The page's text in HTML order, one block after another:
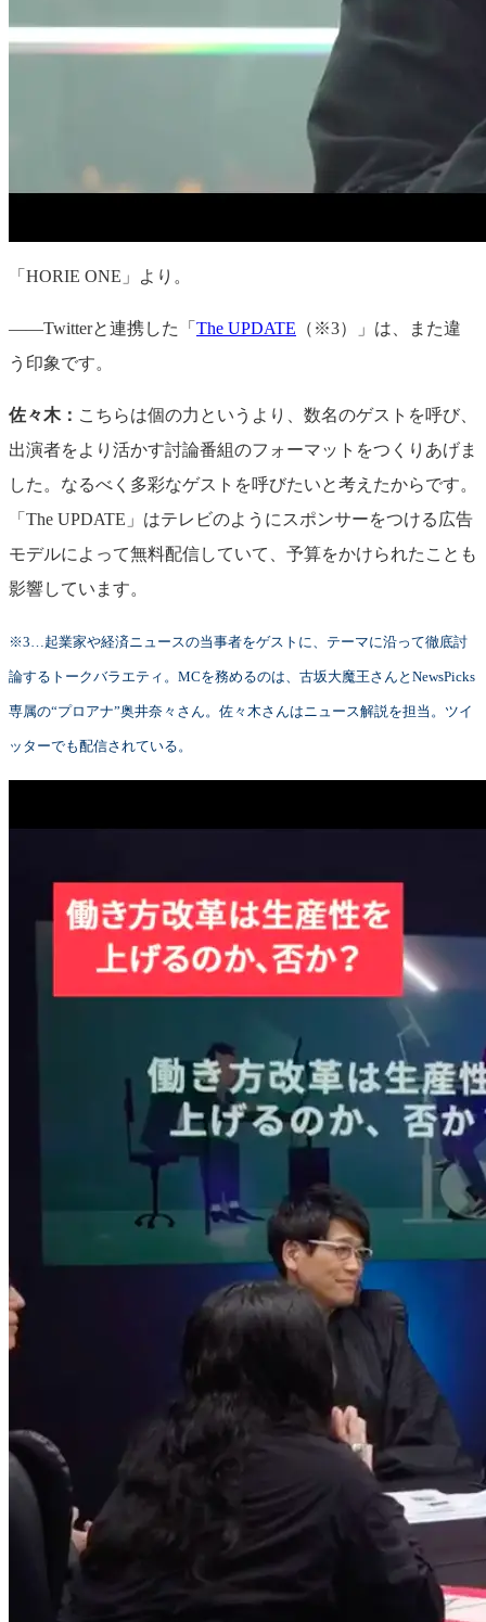
「HORIE ONE」より。
——Twitterと連携した「 The UPDATE （※3）」は、また違
う印象です。
佐々木： こちらは個の力というより、数名のゲストを呼び、
出演者をより活かす討論番組のフォーマットをつくりあげま
した。なるべく多彩なゲストを呼びたいと考えたからです。
「The UPDATE」はテレビのようにスポンサーをつける広告
モデルによって無料配信していて、予算をかけられたことも
影響しています。
※3…起業家や経済ニュースの当事者をゲストに、テーマに沿って徹底討
論するトークバラエティ。MCを務めるのは、古坂大魔王さんとNewsPicks
専属の“プロアナ”奥井奈々さん。佐々木さんはニュース解説を担当。ツイ
ッターでも配信されている。